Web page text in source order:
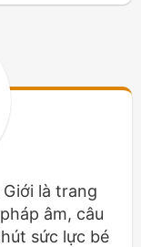
là trang
âm, câu
sức lực bé